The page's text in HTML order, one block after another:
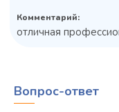
Комментарий:
отличная
Вопрос-ответ